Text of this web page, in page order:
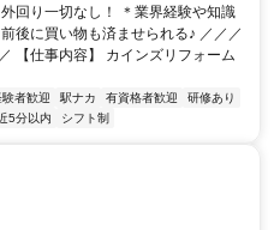
回り一切なし！ ＊業界経験や知識
後に買い物も済ませられる♪ ／／／
【仕事内容】 カインズリフォーム
験者歓迎 駅ナカ 有資格者歓迎
研修あり
5分以内 シフト制